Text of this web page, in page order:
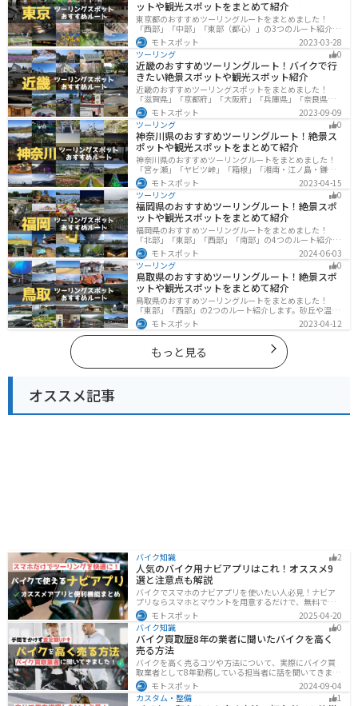
ットや観光スポットをまとめて紹介
東京都のおすすめツーリングルートをまとめました！
「西部」「中部」「東部（都心）」の3つのルート紹介し
ます。西に行けば奥多摩の自然、東に行けば都心スポッ
トと、自然も街も楽しめるスポットが多数あります。バ
イクで東京都にツーリングに行く際は参考にしてくださ
い。
モトスポット
2023-03-28
ツーリング
0
近畿のおすすめツーリングルート！バイクで行
きたい絶景スポットや観光スポット紹介
近畿のおすすめツーリングスポットをまとめました！
「滋賀県」「京都府」「大阪府」「兵庫県」「奈良県」
「和歌山」の各県の観光地紹介します。自然豊かな山々
や湖、温泉地が点在し、四季折々の景色を楽しめるスポ
ットが多数あります。バイクで近畿にツーリングに行く
際は参考にしてください。
モトスポット
2023-09-09
ツーリング
0
神奈川県のおすすめツーリングルート！絶景ス
ポットや観光スポットをまとめて紹介
神奈川県のおすすめツーリングルートをまとめました！
「宮ヶ瀬」「ヤビツ峠」「箱根」「湘南・江ノ島・鎌
倉」「三浦」「みなとみらい」の6つのルート紹介しま
す。自然豊かなスポット、歴史ある観光名所、都市部で
楽しめるツーリングスポットまで多数あります。バイク
で神奈川県にツーリングに行く際は参考にしてくださ
い。
モトスポット
2023-04-15
ツーリング
0
福岡県のおすすめツーリングルート！絶景スポ
ットや観光スポットをまとめて紹介
福岡県のおすすめツーリングルートをまとめました！
「北部」「東部」「西部」「南部」の4つのルート紹介し
ます。豊かな自然から歴史ある名所、グルメまで多彩な
魅力が詰まっており、様々な楽しみ方ができます。バイ
クで福岡県にツーリングに行く際は参考にしてくださ
い。
モトスポット
2024-06-03
ツーリング
0
鳥取県のおすすめツーリングルート！絶景スポ
ットや観光スポットをまとめて紹介
鳥取県のおすすめツーリングルートをまとめました！
「東部」「西部」の2つのルート紹介します。砂丘や温泉
地、歴史ある城跡など魅力溢れるスポットが多数あるの
で楽しめます。バイクで鳥取県にツーリングに行く際は
参考にしてください。
モトスポット 2023-04-12
もっと見る
オススメ記事
バイク知識 2
人気のバイク用ナビアプリはこれ！オススメ9
選と注意点も解説
バイクでスマホのナビアプリを使いたい人必見！ナビア
プリならスマホとマウントを用意するだけで、無料です
ぐにナビが利用できます。インカムがあれば音声案内も
聞けるので運転に集中したまま簡単にルートの把握がで
きます。慣れない土地やツーリングなどで活躍すること
間違いなしのオススメナビアプリを紹介します。
モトスポット
2025-04-20
バイク知識
0
バイク買取歴8年の業者に聞いたバイクを高く
売る方法
バイクを高く売るコツや方法について、実際にバイク買
取業者として8年勤務している担当者に話を聞いてきまし
た！高く買い取ってもらえるバイクの特徴や業者がどの
くらい利益を上乗せしているかなど、バイクを売ろうと
している人は必見の内容になっています。
モトスポット
2024-09-04
カスタム・整備
1